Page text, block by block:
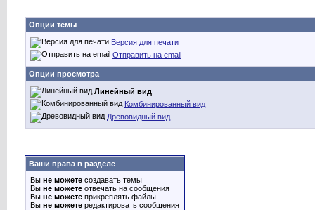
Опции темы
Версия для печати
Отправить на email
Опции просмотра
Линейный вид
Комбинированный вид
Древовидный вид
Ваши права в разделе
Вы не можете создавать темы
Вы не можете отвечать на сообщения
Вы не можете прикреплять файлы
Вы не можете редактировать сообщения